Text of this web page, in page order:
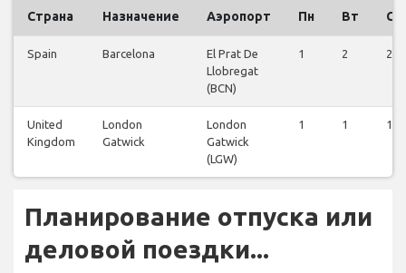
Страна Назначение Аэропорт Пн Вт Ср
Spain Barcelona
El Prat De
Llobregat
(BCN)
1 2 2
United
Kingdom
London
Gatwick
London
Gatwick
(LGW)
1 1 1
Планирование отпуска или
деловой поездки...